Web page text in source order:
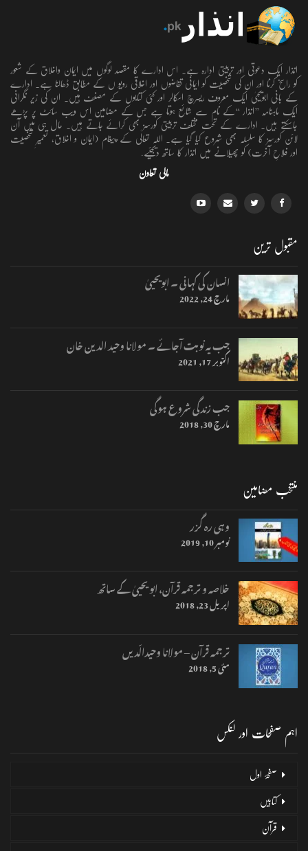
انذار ایک دعوتی اور تربیتی ادارہ ہے۔ اس ادارے کا مقصد لوگوں میں ایمان واخلاق کے شعور
کو راسخ کرنا اور ان کی شخصیت کو ایمانی تقاضوں اور اخلاقی رویو ں کے مطابق ڈھالنا ہے۔ ادارے
کے بانی ابویحییٰ ایک معروف ریسرچ اسکالر اور کئی کتابوں کے مصنف ہیں۔ ان کی زیر نگرانی
ایک ماہنامہ ’’انذار ‘‘کے نام سے شائع ہوتا ہے جس کے مضامین اس ویب سائٹ پر پڑھے
جاسکتے ہیں۔ ادارے کے تحت مختلف تربیتی کورسز بھی کرائے جاتے ہیں۔ حال ہی میں آن
لائن کورسز کا سلسلہ بھی شروع کیا گیا ہے۔ اللہ تعالٰی کے پیغام (ایمان و اخلاق، تعمیرِ شخصیت
اور فلاحِ آخرت) کو پھیلانے میں انذار کا ساتھ دیجئیے.
مالی تعاون
مقبول ترین
انسان کی کہانی ۔ ابویحییٰ
مارچ 24, 2022
جب یہ نوبت آجائے ۔ مولانا وحید الدین خان
اکتوبر 17, 2021
جب زندگی شروع ہوگی
مارچ 30, 2018
منتخب مضامین
وہی رہ گزر
نومبر 10, 2019
خلاصہ و ترجمہ قرآن، ابو یحییٰ کے ساتھ
اپریل 23, 2018
ترجمہ قرآن – مولانا وحیدالّدیں
مئی 5, 2018
اہم صفحات اور لنکس
صفحۂ اول
کتابیں
قرآن